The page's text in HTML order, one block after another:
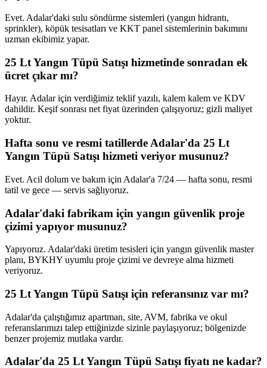
Evet. Adalar'daki sulu söndürme sistemleri (yangın hidrantı,
sprinkler), köpük tesisatları ve KKT panel sistemlerinin bakımını
uzman ekibimiz yapar.
25 Lt Yangın Tüpü Satışı hizmetinde sonradan ek
ücret çıkar mı?
Hayır. Adalar için verdiğimiz teklif yazılı, kalem kalem ve KDV
dahildir. Keşif sonrası net fiyat üzerinden çalışıyoruz; gizli maliyet
yoktur.
Hafta sonu ve resmi tatillerde Adalar'da 25 Lt
Yangın Tüpü Satışı hizmeti veriyor musunuz?
Evet. Acil dolum ve bakım için Adalar'a 7/24 — hafta sonu, resmi
tatil ve gece — servis sağlıyoruz.
Adalar'daki fabrikam için yangın güvenlik proje
çizimi yapıyor musunuz?
Yapıyoruz. Adalar'daki üretim tesisleri için yangın güvenlik master
planı, BYKHY uyumlu proje çizimi ve devreye alma hizmeti
veriyoruz.
25 Lt Yangın Tüpü Satışı için referansınız var mı?
Adalar'da çalıştığımız apartman, site, AVM, fabrika ve okul
referanslarımızı talep ettiğinizde sizinle paylaşıyoruz; bölgenizde
benzer projemiz mutlaka vardır.
Adalar'da 25 Lt Yangın Tüpü Satışı fiyatı ne kadar?